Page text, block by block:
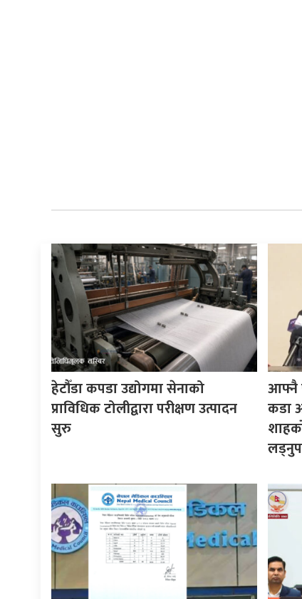
हेटौँडा कपडा उद्योगमा सेनाको
प्राविधिक टोलीद्वारा परीक्षण उत्पादन
सुरु
आफ्नै
कडा